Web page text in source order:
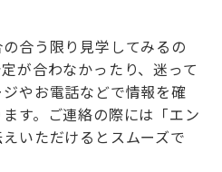
合う限り見学してみるの
が合わなかったり、迷って
やお電話などで情報を確
す。ご連絡の際には「エン
いただけるとスムーズで